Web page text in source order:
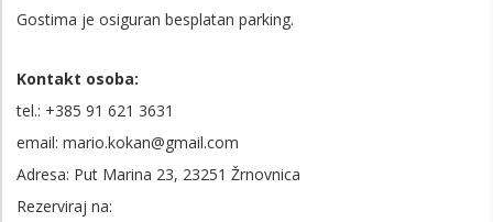
Gostima je osiguran besplatan parking.
Kontakt osoba:
tel.: +385 91 621 3631
email: mario.kokan@gmail.com
Adresa: Put Marina 23, 23251 Žrnovnica
Rezerviraj na: